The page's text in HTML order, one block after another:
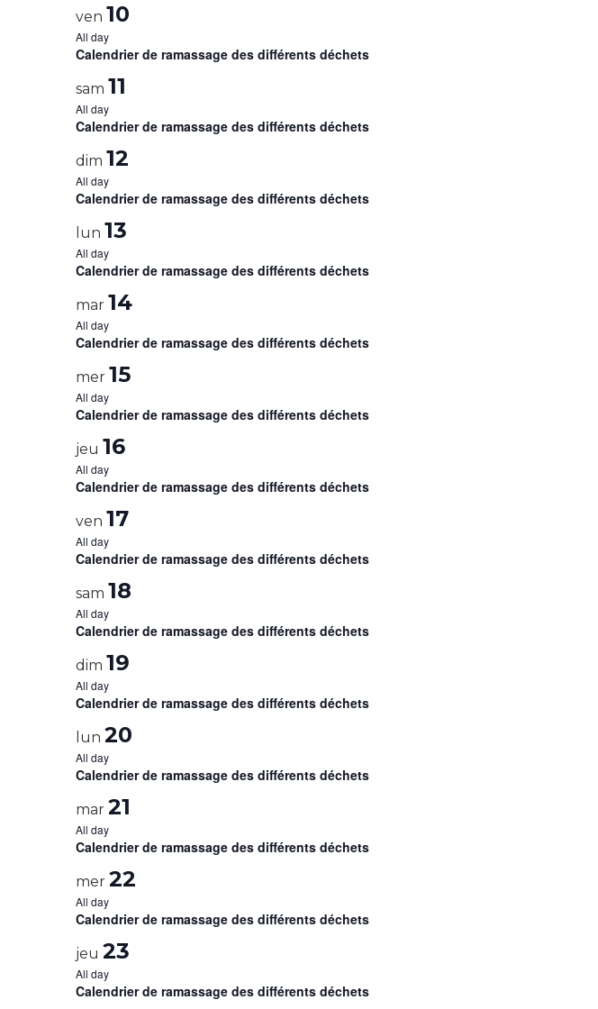
ven 10
All day
Calendrier de ramassage des différents déchets
sam 11
All day
Calendrier de ramassage des différents déchets
dim 12
All day
Calendrier de ramassage des différents déchets
lun 13
All day
Calendrier de ramassage des différents déchets
mar 14
All day
Calendrier de ramassage des différents déchets
mer 15
All day
Calendrier de ramassage des différents déchets
jeu 16
All day
Calendrier de ramassage des différents déchets
ven 17
All day
Calendrier de ramassage des différents déchets
sam 18
All day
Calendrier de ramassage des différents déchets
dim 19
All day
Calendrier de ramassage des différents déchets
lun 20
All day
Calendrier de ramassage des différents déchets
mar 21
All day
Calendrier de ramassage des différents déchets
mer 22
All day
Calendrier de ramassage des différents déchets
jeu 23
All day
Calendrier de ramassage des différents déchets